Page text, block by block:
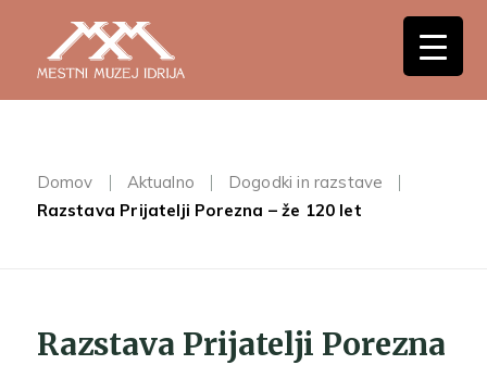
Domov Aktualno
Dogodki in razstave
Razstava Prijatelji Porezna – že 120 let
Razstava Prijatelji Porezna